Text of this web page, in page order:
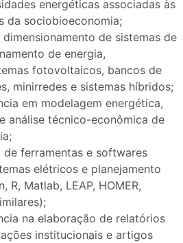
energéticas associadas às
da sociobioeconomia;
de sistemas de
de energia,
fotovoltaicos, bancos de
minirredes e sistemas híbridos;
em modelagem energética,
análise técnico-econômica de
de ferramentas e softwares
elétricos e planejamento
R, Matlab, LEAP, HOMER,
na elaboração de relatórios
institucionais e artigos